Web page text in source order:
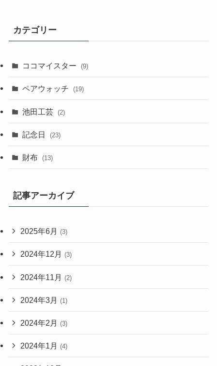
カテゴリー
ココマイスター (9)
ペアウォッチ (19)
池田工芸 (2)
記念日 (23)
財布 (13)
記事アーカイブ
2025年6月 (3)
2024年12月 (3)
2024年11月 (2)
2024年3月 (1)
2024年2月 (3)
2024年1月 (4)